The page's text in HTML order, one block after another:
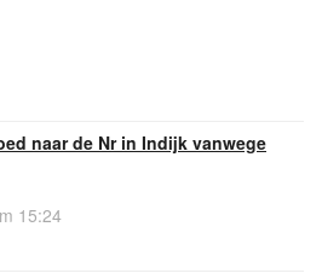
naar de Nr in Indijk vanwege
15:24